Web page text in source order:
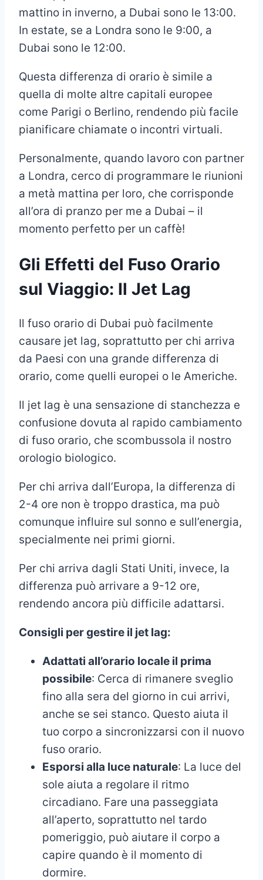
mattino in inverno, a Dubai sono le 13:00.
In estate, se a Londra sono le 9:00, a
Dubai sono le 12:00.
Questa differenza di orario è simile a
quella di molte altre capitali europee
come Parigi o Berlino, rendendo più facile
pianificare chiamate o incontri virtuali.
Personalmente, quando lavoro con partner
a Londra, cerco di programmare le riunioni
a metà mattina per loro, che corrisponde
all’ora di pranzo per me a Dubai – il
momento perfetto per un caffè!
Gli Effetti del Fuso Orario
sul Viaggio: Il Jet Lag
Il fuso orario di Dubai può facilmente
causare jet lag, soprattutto per chi arriva
da Paesi con una grande differenza di
orario, come quelli europei o le Americhe.
Il jet lag è una sensazione di stanchezza e
confusione dovuta al rapido cambiamento
di fuso orario, che scombussola il nostro
orologio biologico.
Per chi arriva dall’Europa, la differenza di
2-4 ore non è troppo drastica, ma può
comunque influire sul sonno e sull’energia,
specialmente nei primi giorni.
Per chi arriva dagli Stati Uniti, invece, la
differenza può arrivare a 9-12 ore,
rendendo ancora più difficile adattarsi.
Consigli per gestire il jet lag:
Adattati all’orario locale il prima
possibile: Cerca di rimanere sveglio
fino alla sera del giorno in cui arrivi,
anche se sei stanco. Questo aiuta il
tuo corpo a sincronizzarsi con il nuovo
fuso orario.
Esporsi alla luce naturale: La luce del
sole aiuta a regolare il ritmo
circadiano. Fare una passeggiata
all’aperto, soprattutto nel tardo
pomeriggio, può aiutare il corpo a
capire quando è il momento di
dormire.